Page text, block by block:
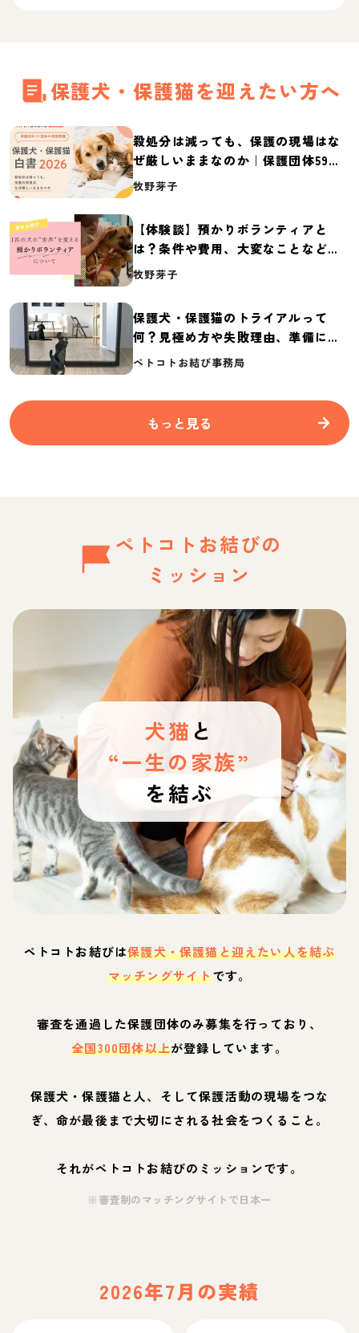
保護犬・保護猫を迎えたい方へ
殺処分は減っても、保護の現場はな
ぜ厳しいままなのか｜保護団体59団
体の実態調査【保護犬・保護猫白書
牧野芽子
【体験談】預かりボランティアと
は？条件や費用、大変なことなど紹
介
牧野芽子
保護犬・保護猫のトライアルって
何？見極め方や失敗理由、準備に必
要なものを紹介
ペトコトお結び事務局
もっと見る
ペトコトお結びの
ミッション
犬猫 と
“一生の家族”
を結ぶ
ペトコトお結びは保護犬・保護猫と迎えたい人を結ぶ
マッチングサイトです。
審査を通過した保護団体のみ募集を行っており、
全国300団体以上が登録しています。
保護犬・保護猫と人、そして保護活動の現場をつな
ぎ、命が最後まで大切にされる社会をつくること。
それがペトコトお結びのミッションです。
※審査制のマッチングサイトで日本一
2026年7月の実績